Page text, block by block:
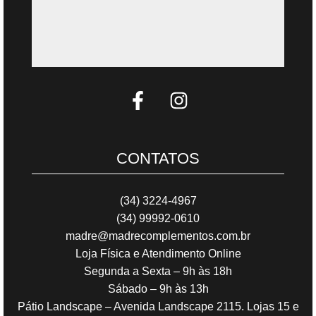
CONTATOS
(34) 3224-4967
(34) 99992-0610
madre@madrecomplementos.com.br
Loja Física e Atendimento Online
Segunda a Sexta – 9h às 18h
Sábado – 9h às 13h
Pátio Landscape – Avenida Landscape 2115. Lojas 15 e